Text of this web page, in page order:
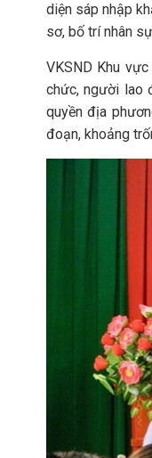
diện sáp nhập
sơ, bố trí nhân
VKSND Khu
chức, người lao
quyền địa
đoạn, khoảng